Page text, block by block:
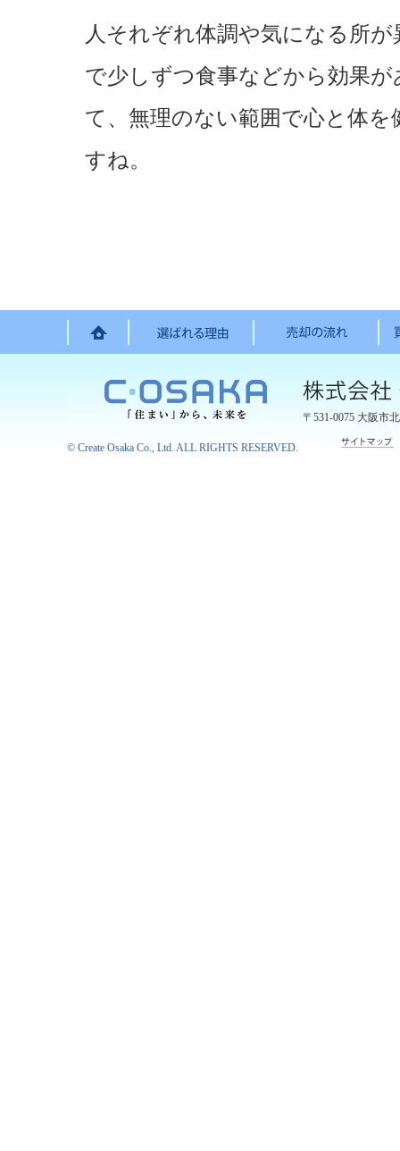
人それぞれ体調や気になる所
で少しずつ食事などから効果
て、無理のない範囲で心と体
すね。
〒531-0075 大阪市
© Create Osaka Co., Ltd. ALL RIGHTS RESERVED.